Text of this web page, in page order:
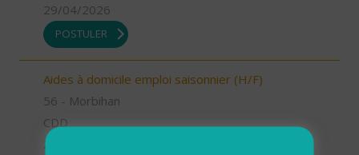
29/04/2026
POSTULER
Aides à domicile emploi saisonnier (H/F)
56 - Morbihan
CDD
29/04/2026